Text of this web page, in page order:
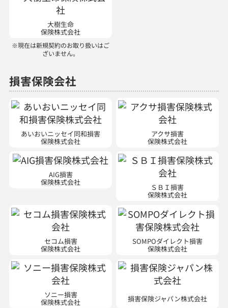
大樹生命
保険株式会社
※現在は新規契約のお取り扱いはご
ざいません。
損害保険会社
あいおいニッセイ同和損害
保険株式会社
アクサ損害
保険株式会社
AIG損害
保険株式会社
ＳＢＩ損害
保険株式会社
セコム損害
保険株式会社
SOMPOダイレクト損害
保険株式会社
ソニー損害
保険株式会社 損害保険ジャパン株式会社